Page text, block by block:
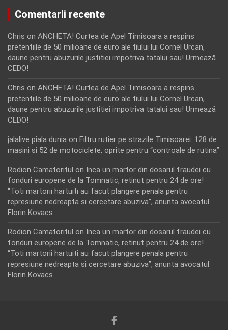
Comentarii recente
Chris on ANCHETA! Curtea de Apel Timisoara a respins
pretentiile de 50 milioane de euro ale fiului lui Cornel Urcan,
daune pentru abuzurile justitiei impotriva tatalui sau! Urmează
CEDO!
Chris on ANCHETA! Curtea de Apel Timisoara a respins
pretentiile de 50 milioane de euro ale fiului lui Cornel Urcan,
daune pentru abuzurile justitiei impotriva tatalui sau! Urmează
CEDO!
jalalive piala dunia on Filtru rutier pe strazile Timisoarei: 128 de
masini si 52 de motociclete, oprite pentru “controale de rutina”
Rodion Camatoritul on Inca un martor din dosarul fraudei cu
fonduri europene de la Tomnatic, retinut pentru 24 de ore!
“Toti martorii hartuiti au facut plangere penala pentru
represiune nedreapta si cercetare abuziva”, anunta avocatul
Florin Kovacs
Rodion Camatoritul on Inca un martor din dosarul fraudei cu
fonduri europene de la Tomnatic, retinut pentru 24 de ore!
“Toti martorii hartuiti au facut plangere penala pentru
represiune nedreapta si cercetare abuziva”, anunta avocatul
Florin Kovacs